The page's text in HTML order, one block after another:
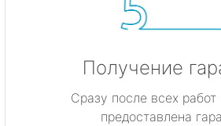
Получение
Сразу после всех
предоставлена